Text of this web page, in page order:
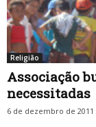
Religião
Associação
necessitadas
6 de dezembro de 2011